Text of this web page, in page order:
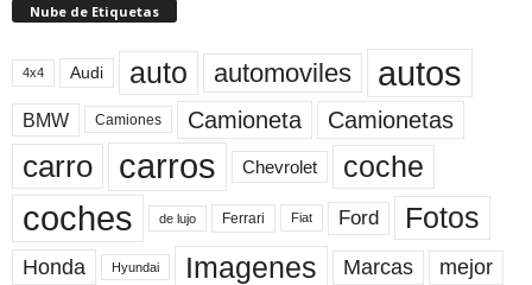
Nube de Etiquetas
4x4 Audi auto automoviles autos
BMW Camiones Camioneta Camionetas
carro carros Chevrolet coche
coches de lujo Ferrari Fiat Ford Fotos
Honda Hyundai Imagenes Marcas mejor